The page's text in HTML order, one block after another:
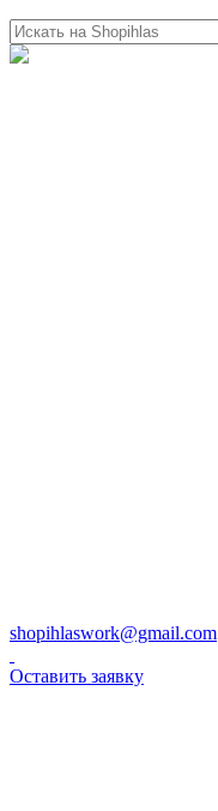
shopihlaswork@gmail.com
Оставить заявку